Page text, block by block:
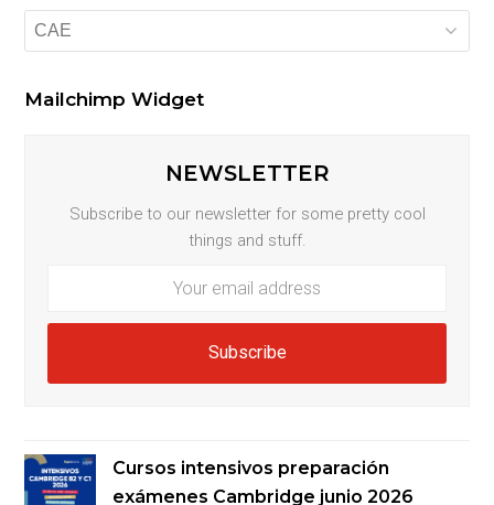
Categorías
Mailchimp Widget
NEWSLETTER
Subscribe to our newsletter for some pretty cool
things and stuff.
Subscribe
Cursos intensivos preparación
exámenes Cambridge junio 2026